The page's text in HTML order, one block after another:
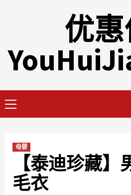
优
Menu
母婴
【泰迪珍藏
毛衣